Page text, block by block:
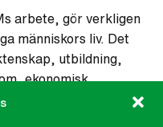
arbete, gör verkligen
människors liv. Det
utbildning,
ekonomisk
rättigheter och